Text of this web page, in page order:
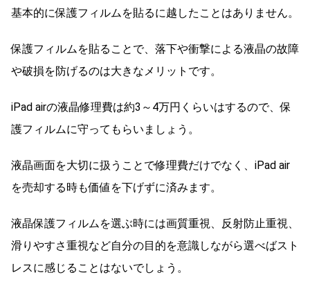
基本的に保護フィルムを貼るに越したことはありません。
保護フィルムを貼ることで、落下や衝撃による液晶の故障
や破損を防げるのは大きなメリットです。
iPad airの液晶修理費は約3～4万円くらいはするので、保
護フィルムに守ってもらいましょう。
液晶画面を大切に扱うことで修理費だけでなく、iPad air
を売却する時も価値を下げずに済みます。
液晶保護フィルムを選ぶ時には画質重視、反射防止重視、
滑りやすさ重視など自分の目的を意識しながら選べばスト
レスに感じることはないでしょう。